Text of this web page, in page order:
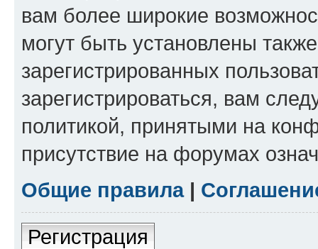
вам более широкие
могут быть установлены
зарегистрированных
зарегистрироваться, вам
политикой, принятыми на
присутствие на форумах
Общие правила|
Регистрация